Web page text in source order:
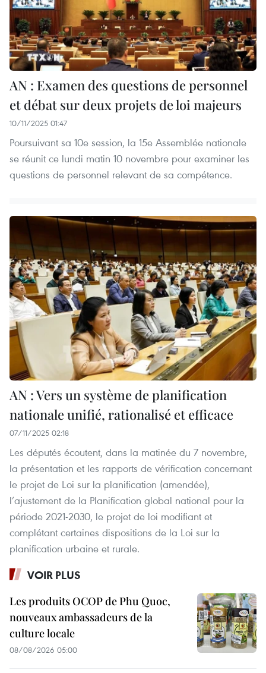
AN : Examen des questions de personnel
et débat sur deux projets de loi majeurs
10/11/2025 01:47
Poursuivant sa 10e session, la 15e Assemblée nationale
se réunit ce lundi matin 10 novembre pour examiner les
questions de personnel relevant de sa compétence.
AN : Vers un système de planification
nationale unifié, rationalisé et efficace
07/11/2025 02:18
Les députés écoutent, dans la matinée du 7 novembre,
la présentation et les rapports de vérification concernant
le projet de Loi sur la planification (amendée),
l’ajustement de la Planification global national pour la
période 2021-2030, le projet de loi modifiant et
complétant certaines dispositions de la Loi sur la
planification urbaine et rurale.
VOIR PLUS
Les produits OCOP de Phu Quoc,
nouveaux ambassadeurs de la
culture locale
08/08/2026 05:00